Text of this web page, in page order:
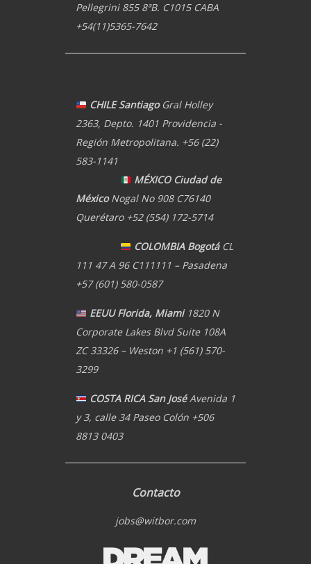
Pellegrini 855 8ªB. C1015 CABA
+54(11)5365-7642
CHILE Santiago Gral Holley
2363, Depto. 1401 Providencia -
Región Metropolitana. +56 (22)
583-1141
MÉXICO Ciudad de
MéxicoNogal No 908 C76140
Querétaro +52 (554) 172-5714
COLOMBIA BogotáCL
111 47 A 96 C111111 – Pasadena
+57 (601) 580-0587
EEUU Florida, Miami1820 N
Corporate Lakes Blvd Suite 108A
ZC 33326 – Weston +1 (561) 570-
3299
COSTA RICA San JoséAvenida 1
y 3, calle 34 Paseo Colón +506
8813 0403
Contacto
jobs@witbor.com